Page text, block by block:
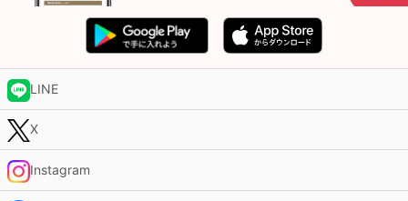
LINE
X
Instagram